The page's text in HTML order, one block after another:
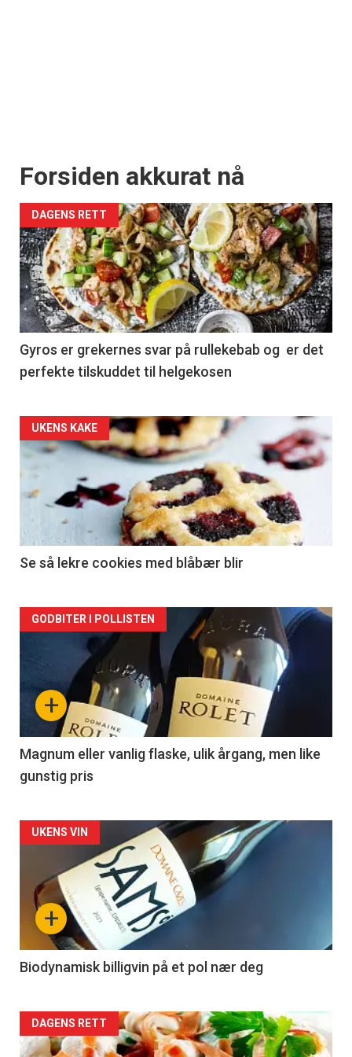
Forsiden akkurat nå
DAGENS RETT
Gyros er grekernes svar på rullekebab og er det
perfekte tilskuddet til helgekosen
Forsiden
akkurat
nå
2
UKENS KAKE
Se så lekre cookies med blåbær blir
Forsiden
akkurat
nå
3
+
GODBITER I POLLISTEN
Magnum eller vanlig flaske, ulik årgang, men like
gunstig pris
Forsiden
akkurat
nå
4
+
UKENS VIN
Biodynamisk billigvin på et pol nær deg
Forsiden
DAGENS RETT